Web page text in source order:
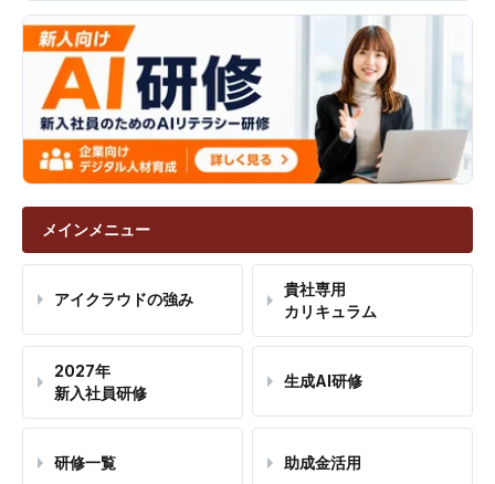
メインメニュー
アイクラウドの強み
貴社専用
カリキュラム
2027年
新入社員研修
生成AI研修
研修一覧 助成金活用